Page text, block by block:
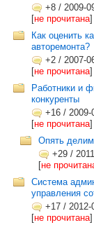
+8 / 2009-
[не прочитана]
Как оценить
авторемонта?
+2 / 2007-
[не прочитана]
Работники и
конкуренты
+16 / 2009-
[не прочитана]
Опять
+29 /
[не
Система
управления
+17 / 2012-
[не прочитана]